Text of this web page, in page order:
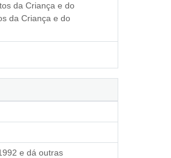
da Criança e do
da Criança e do
e dá outras